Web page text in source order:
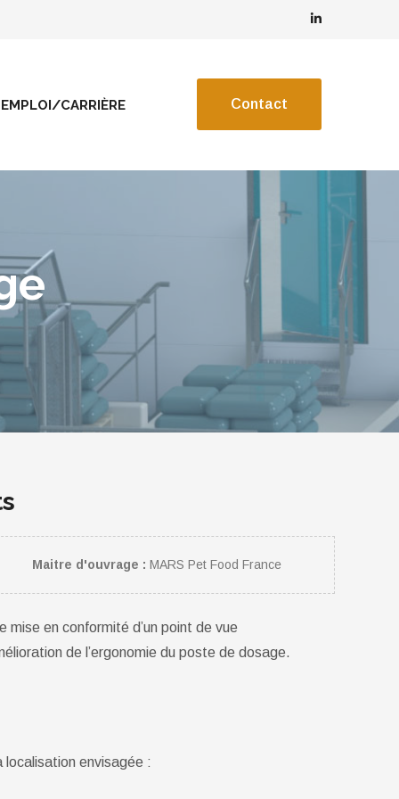
EMPLOI/CARRIÈRE Contact
Maitre d'ouvrage : MARS Pet Food France
mise en conformité d’un point de vue
de l’ergonomie du poste de dosage.
envisagée :